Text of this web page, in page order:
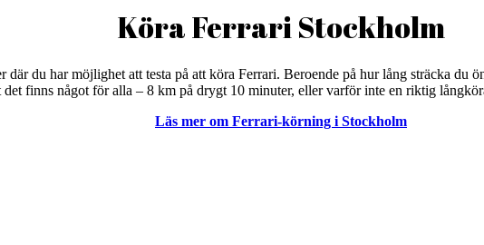
Köra Ferrari Stockholm
du har möjlighet att testa på att köra Ferrari. Beroende på hur lång sträcka
finns något för alla – 8 km på drygt 10 minuter, eller varför inte en riktig
Läs mer om Ferrari-körning i Stockholm